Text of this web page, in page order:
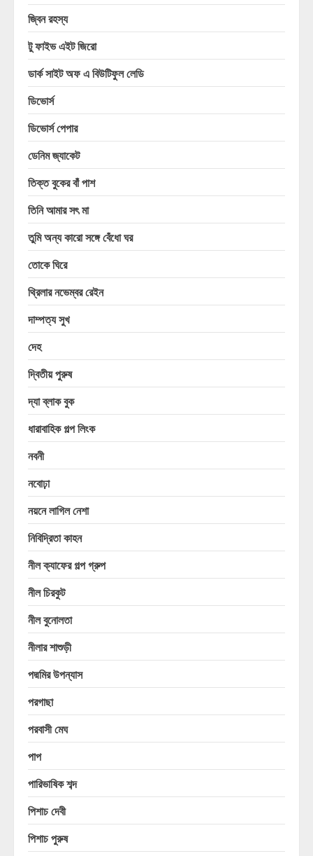
জ্বিন রহস্য
টু ফাইভ এইট জিরো
ডার্ক সাইট অফ এ বিউটিফুল লেডি
ডিভোর্স
ডিভোর্স পেপার
ডেনিম জ্যাকেট
তিক্ত বুকের বাঁ পাশ
তিনি আমার সৎ মা
তুমি অন্য কারো সঙ্গে বেঁধো ঘর
তোকে ঘিরে
থ্রিলার নভেম্বর রেইন
দাম্পত্য সুখ
দেহ
দ্বিতীয় পুরুষ
দ্যা ব্লাক বুক
ধারাবাহিক গল্প লিংক
নবনী
নবোঢ়া
নয়নে লাগিল নেশা
নিবিদ্রিতা কাহন
নীল ক্যাফের গল্প গ্রুপ
নীল চিরকুট
নীল বুনোলতা
নীলার শাশুড়ী
পদ্মমির উপন্যাস
পরগাছা
পরবাসী মেঘ
পাপ
পারিভাষিক শব্দ
পিশাচ দেবী
পিশাচ পুরুষ